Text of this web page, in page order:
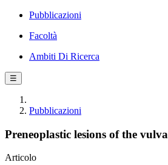
Pubblicazioni
Facoltà
Ambiti Di Ricerca
☰
Pubblicazioni
Preneoplastic lesions of the vulva
Articolo